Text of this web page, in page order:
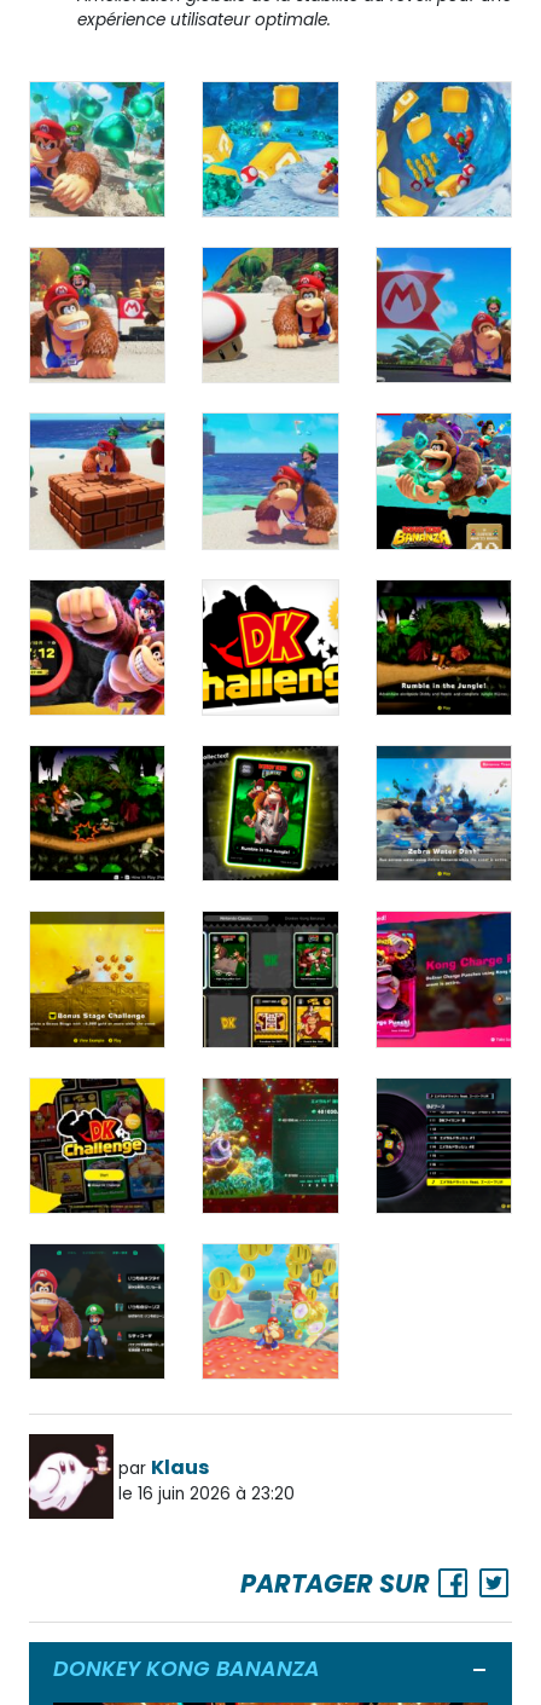
expérience utilisateur optimale.
par Klaus
le 16 juin 2026 à 23:20
PARTAGER SUR
DONKEY KONG BANANZA